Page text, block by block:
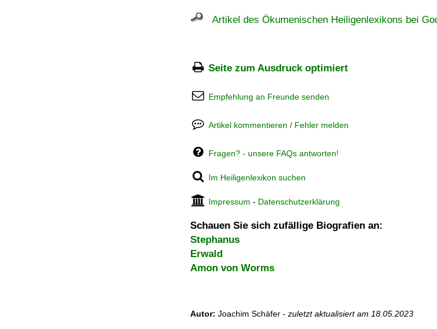
Artikel des Ökumenischen Heiligenlexikons bei
Seite zum Ausdruck optimiert
Empfehlung an Freunde senden
Artikel kommentieren / Fehler melden
Fragen? - unsere FAQs antworten!
Im Heiligenlexikon suchen
Impressum - Datenschutzerklärung
Schauen Sie sich zufällige Biografien an:
Stephanus
Erwald
Amon von Worms
Autor: Joachim Schäfer - zuletzt aktualisiert am 18.05.2023